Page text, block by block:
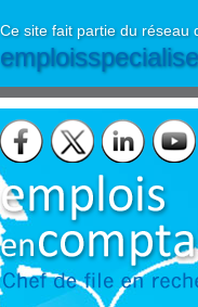
Ce site fait partie du réseau